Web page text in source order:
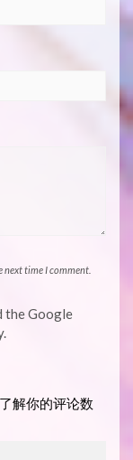
next time I comment.
the Google
了解你的评论数